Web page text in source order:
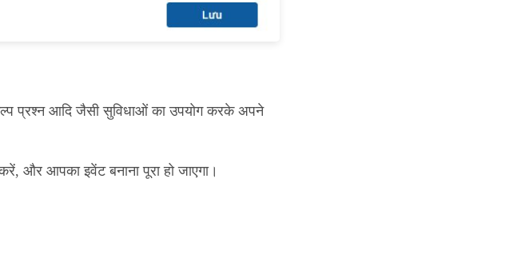
प्रश्न आदि जैसी सुविधाओं का उपयोग करके अपने
और आपका इवेंट बनाना पूरा हो जाएगा।